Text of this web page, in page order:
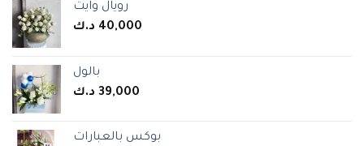
رويال وايت
40,000 د.ك
بالول
39,000 د.ك
بوكس بالعبارات